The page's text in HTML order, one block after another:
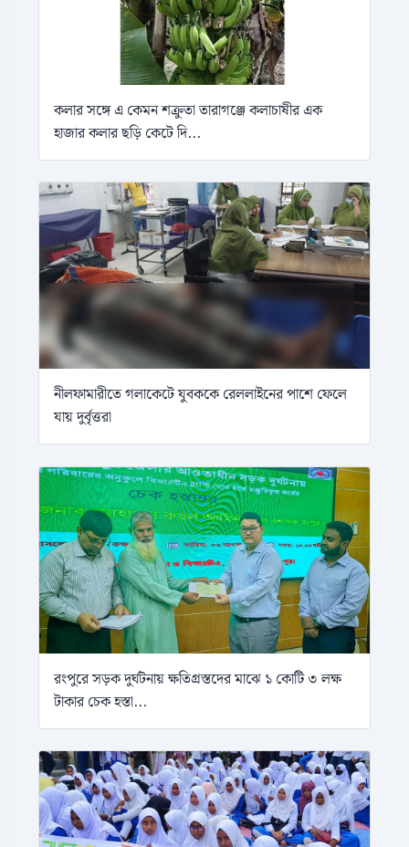
কলার সঙ্গে এ কেমন শক্রুতা তারাগঞ্জে কলাচাষীর এক
হাজার কলার ছড়ি কেটে দি...
নীলফামারীতে গলাকেটে যুবককে রেললাইনের পাশে ফেলে
যায় দুর্বৃত্তরা
রংপুরে সড়ক দুর্ঘটনায় ক্ষতিগ্রস্তদের মাঝে ১ কোটি ৩ লক্ষ
টাকার চেক হস্তা...